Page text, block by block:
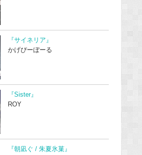
『サイネリア』
かげぴーぼーる
『Sister』
ROY
『朝凪ぐ / 朱夏氷菓』